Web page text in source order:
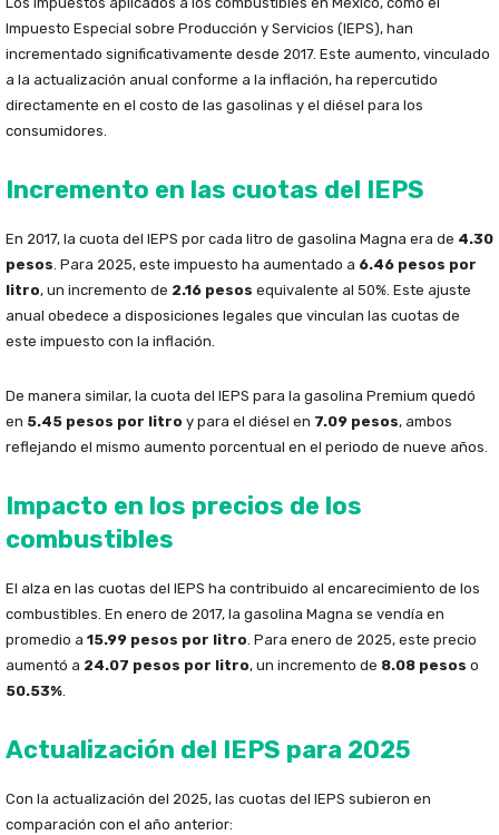
Impuesto Especial sobre Producción y Servicios (IEPS), han
incrementado significativamente desde 2017. Este aumento, vinculado
a la actualización anual conforme a la inflación, ha repercutido
directamente en el costo de las gasolinas y el diésel para los
consumidores.
Incremento en las cuotas del IEPS
En 2017, la cuota del IEPS por cada litro de gasolina Magna era de 4.30
pesos. Para 2025, este impuesto ha aumentado a 6.46 pesos por
litro, un incremento de 2.16 pesos equivalente al 50%. Este ajuste
anual obedece a disposiciones legales que vinculan las cuotas de
este impuesto con la inflación.
De manera similar, la cuota del IEPS para la gasolina Premium quedó
en 5.45 pesos por litro y para el diésel en 7.09 pesos, ambos
reflejando el mismo aumento porcentual en el periodo de nueve años.
Impacto en los precios de los
combustibles
El alza en las cuotas del IEPS ha contribuido al encarecimiento de los
combustibles. En enero de 2017, la gasolina Magna se vendía en
promedio a 15.99 pesos por litro. Para enero de 2025, este precio
aumentó a 24.07 pesos por litro, un incremento de 8.08 pesos o
50.53%.
Actualización del IEPS para 2025
Con la actualización del 2025, las cuotas del IEPS subieron en
comparación con el año anterior: